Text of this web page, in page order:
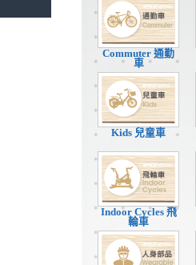
Commuter 通勤
車
Kids 兒童車
Indoor Cycles 飛
輪車